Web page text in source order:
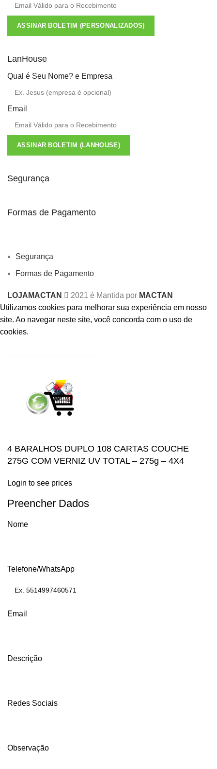
ASSINAR BOLETIM (PERSONALIZADOS)
LanHouse
Qual é Seu Nome? e Empresa
Email
ASSINAR BOLETIM (LANHOUSE)
Segurança
Formas de Pagamento
Segurança
Formas de Pagamento
LOJAMACTAN 2021 é Mantida por MACTAN
Utilizamos cookies para melhorar sua experiência em nosso
site. Ao navegar neste site, você concorda com o uso de
cookies.
4 BARALHOS DUPLO 108 CARTAS COUCHE
275G COM VERNIZ UV TOTAL – 275g – 4X4
Login to see prices
Preencher Dados
Nome
Telefone/WhatsApp
Email
Descrição
Redes Sociais
Observação